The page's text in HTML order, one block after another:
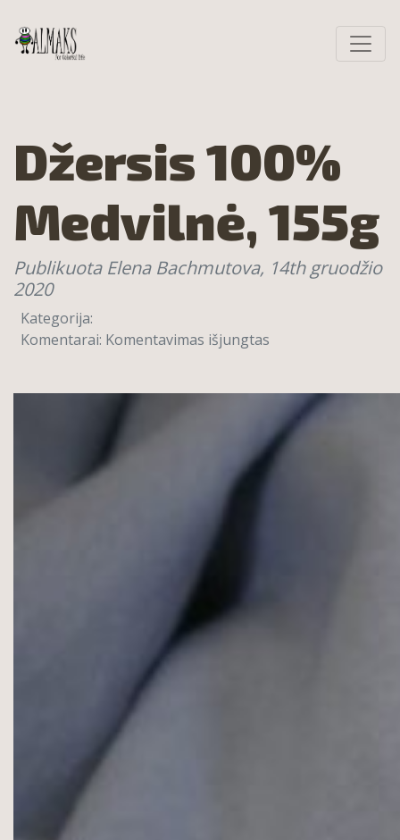
Džersis 100%
Medvilnė, 155g
Publikuota Elena Bachmutova, 14th gruodžio
2020
Kategorija:
Komentarai: Komentavimas išjungtas
Medvilnė,
155g